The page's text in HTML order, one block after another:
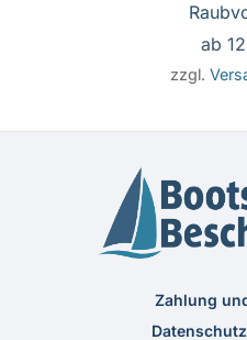
ab
zzgl.
Zahlung